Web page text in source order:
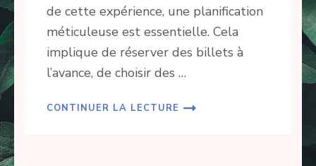
de cette expérience, une planification
méticuleuse est essentielle. Cela
implique de réserver des billets à
l’avance, de choisir des …
CONTINUER LA LECTURE